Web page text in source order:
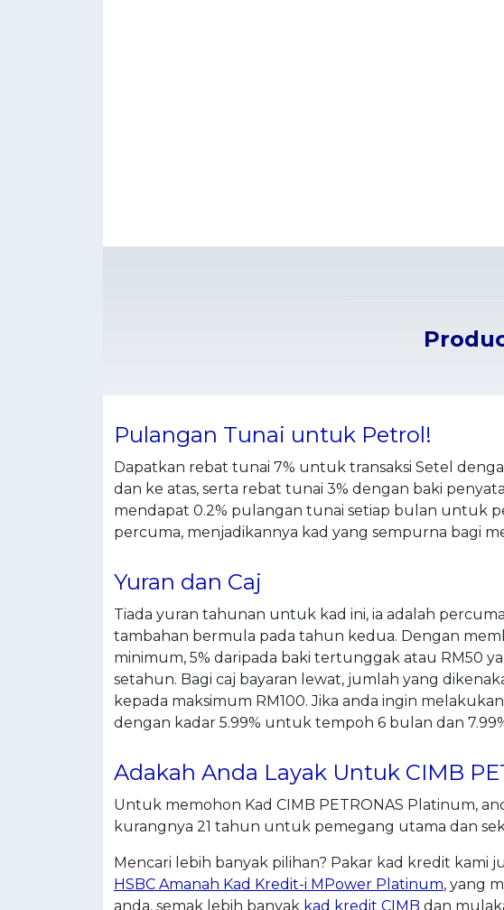
Pulangan Tunai untuk Petrol!
Dapatkan rebat tunai 7% untuk transaksi Setel
dan ke atas, serta rebat tunai 3% dengan baki
mendapat 0.2% pulangan tunai setiap bulan untuk
percuma, menjadikannya kad yang sempurna bagi
Yuran dan Caj
Tiada yuran tahunan untuk kad ini, ia adalah
tambahan bermula pada tahun kedua. Dengan
minimum, 5% daripada baki tertunggak atau RM50
setahun. Bagi caj bayaran lewat, jumlah yang
kepada maksimum RM100. Jika anda ingin
dengan kadar 5.99% untuk tempoh 6 bulan dan
Adakah Anda Layak Untuk CIMB
Untuk memohon Kad CIMB PETRONAS Platinum,
kurangnya 21 tahun untuk pemegang utama dan
Mencari lebih banyak pilihan? Pakar kad kredit
HSBC Amanah Kad Kredit-i MPower Platinum, yang
anda, semak lebih banyak kad kredit CIMB dan